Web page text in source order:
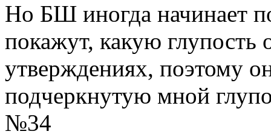
Но БШ иногда начинает
покажут, какую глупость
утверждениях, поэтому
подчеркнутую мной
№34